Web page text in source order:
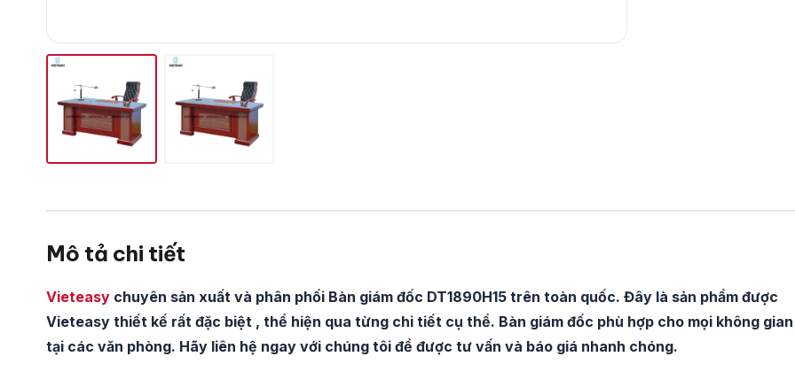
Mô tả chi tiết
Vieteasy chuyên sản xuất và phân phối Bàn giám đốc DT1890H15 trên toàn quốc. Đây là sản phẩm được
Vieteasy thiết kế rất đặc biệt , thể hiện qua từng chi tiết cụ thể. Bàn giám đốc phù hợp cho mọi không
tại các văn phòng. Hãy liên hệ ngay với chúng tôi để được tư vấn và báo giá nhanh chóng.